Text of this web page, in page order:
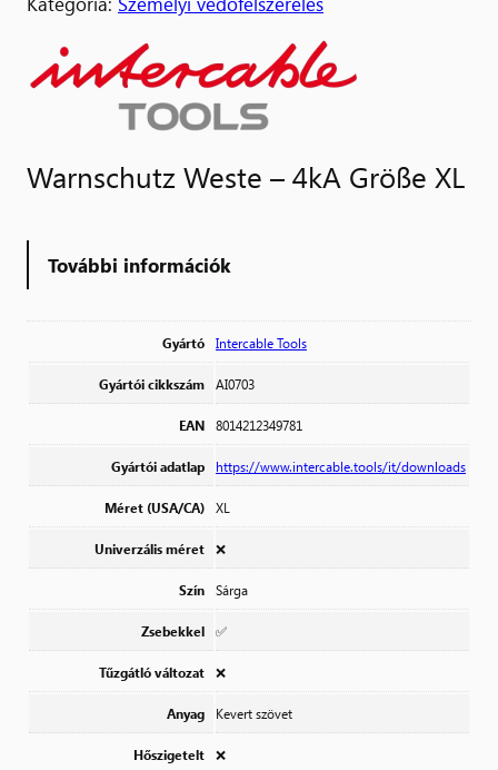
Warnschutz Weste – 4kA Größe XL
További információk
Gyártó Intercable Tools
Gyártói cikkszám AI0703
EAN 8014212349781
Gyártói adatlap https://www.intercable.tools/it/downloads
Méret (USA/CA) XL
Univerzális méret ❌
Szín Sárga
Zsebekkel ✅
Tűzgátló változat ❌
Anyag Kevert szövet
Hőszigetelt ❌